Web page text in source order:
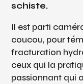
schiste.
Il est parti
coucou, pour
fracturation
ceux qui la
passionnant qui